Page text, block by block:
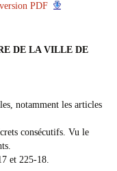
PDF
DE LA VILLE DE
notamment les articles
consécutifs. Vu le
et 225-18.